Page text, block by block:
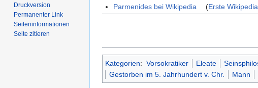
Parmenides bei Wikipedia (Erste
Kategorien: Vorsokratiker Eleate
Gestorben im 5. Jahrhundert v. Chr.
Mann
Druckversion
Permanenter Link
Seiten­­informationen
Seite zitieren